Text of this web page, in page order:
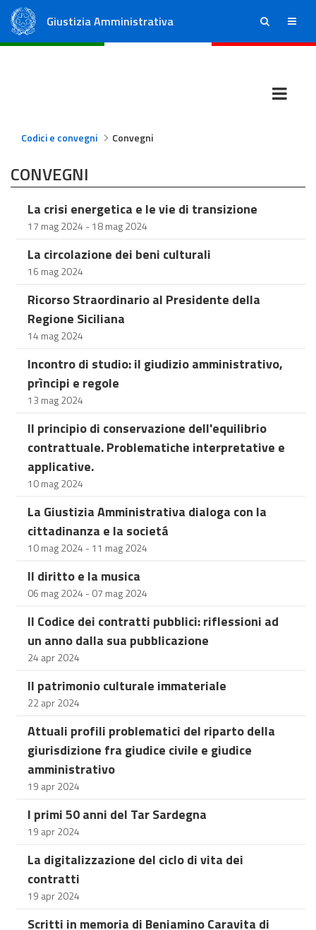
Giustizia Amministrativa ricerca menu
Codici e convegni Convegni
CONVEGNI
La crisi energetica e le vie di transizione
17 mag 2024 - 18 mag 2024
La circolazione dei beni culturali
16 mag 2024
Ricorso Straordinario al Presidente della
Regione Siciliana
14 mag 2024
Incontro di studio: il giudizio amministrativo,
prìncipi e regole
13 mag 2024
Il principio di conservazione dell'equilibrio
contrattuale. Problematiche interpretative e
applicative.
10 mag 2024
La Giustizia Amministrativa dialoga con la
cittadinanza e la societá
10 mag 2024 - 11 mag 2024
Il diritto e la musica
06 mag 2024 - 07 mag 2024
Il Codice dei contratti pubblici: riflessioni ad
un anno dalla sua pubblicazione
24 apr 2024
Il patrimonio culturale immateriale
22 apr 2024
Attuali profili problematici del riparto della
giurisdizione fra giudice civile e giudice
amministrativo
19 apr 2024
I primi 50 anni del Tar Sardegna
19 apr 2024
La digitalizzazione del ciclo di vita dei
contratti
19 apr 2024
Scritti in memoria di Beniamino Caravita di